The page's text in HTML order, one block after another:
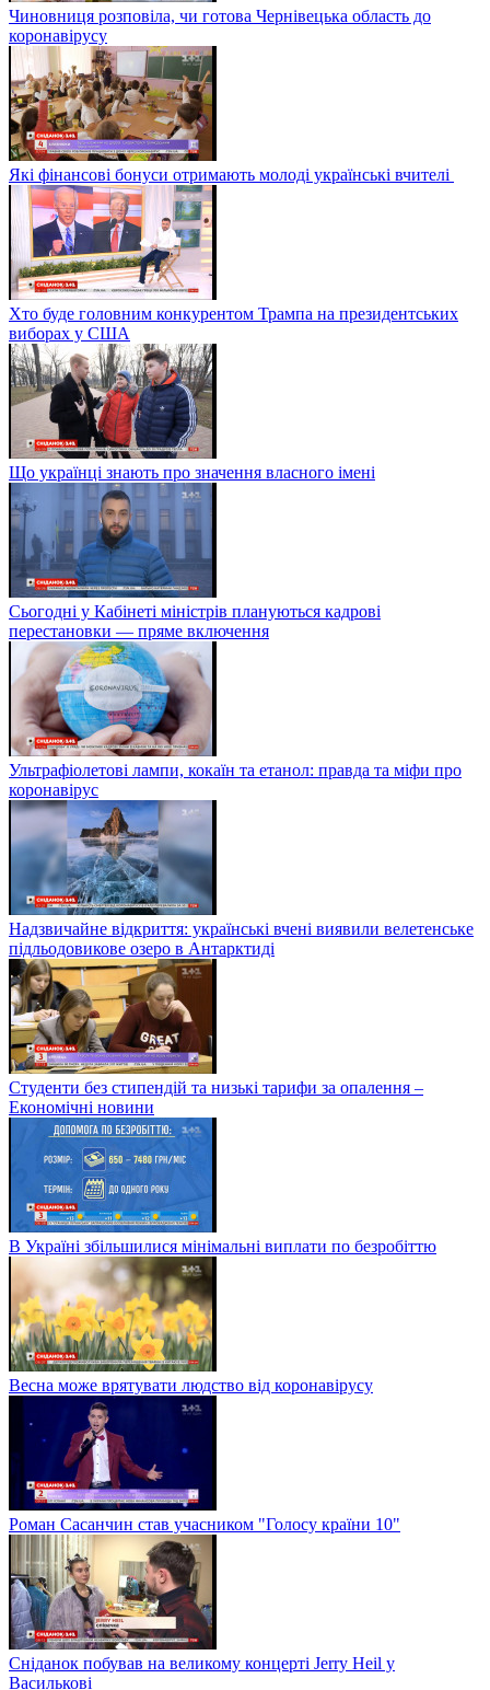
Чиновниця розповіла, чи готова Чернівецька область до
коронавірусу
Які фінансові бонуси отримають молоді українські вчителі
Хто буде головним конкурентом Трампа на президентських
виборах у США
Що українці знають про значення власного імені
Сьогодні у Кабінеті міністрів плануються кадрові
перестановки — пряме включення
Ультрафіолетові лампи, кокаїн та етанол: правда та міфи про
коронавірус
Надзвичайне відкриття: українські вчені виявили велетенське
підльодовикове озеро в Антарктиді
Студенти без стипендій та низькі тарифи за опалення –
Економічні новини
В Україні збільшилися мінімальні виплати по безробіттю
Весна може врятувати людство від коронавірусу
Роман Сасанчин став учасником "Голосу країни 10"
Сніданок побував на великому концерті Jerry Heil у
Василькові